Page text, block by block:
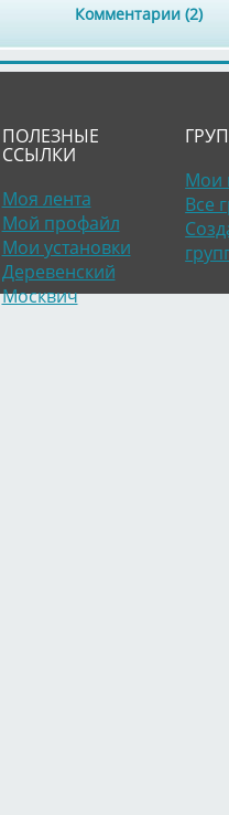
Комментарии (2)
ПОЛЕЗНЫЕ
ССЫЛКИ
Моя лента
Мой профайл
Мои установки
Деревенский
Москвич
Мои
Все